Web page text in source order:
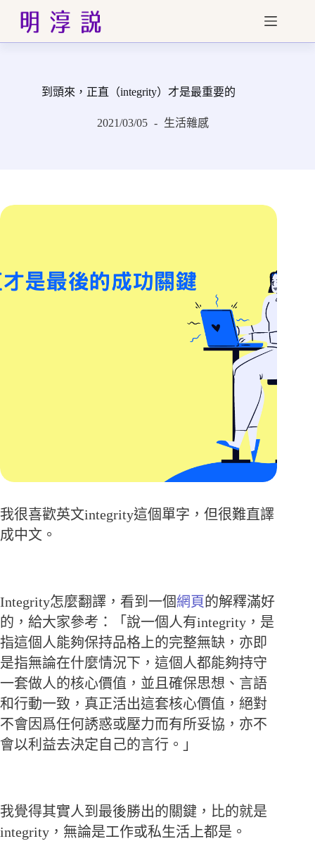
主
到頭來，正直（integrity）才是最重要的
2021/03/05 生活雜感
我很喜歡英文integrity這個單字，但很難直譯
成中文。
Integrity怎麼翻譯，看到一個網頁的解釋滿好
的，給大家參考：「說一個人有integrity，是
指這個人能夠保持品格上的完整無缺，亦即
是指無論在什麼情況下，這個人都能夠持守
一套做人的核心價值，並且確保思想、言語
和行動一致，真正活出這套核心價值，絕對
不會因爲任何誘惑或壓力而有所妥協，亦不
會以利益去決定自己的言行。」
我覺得其實人到最後勝出的關鍵，比的就是
integrity，無論是工作或私生活上都是。